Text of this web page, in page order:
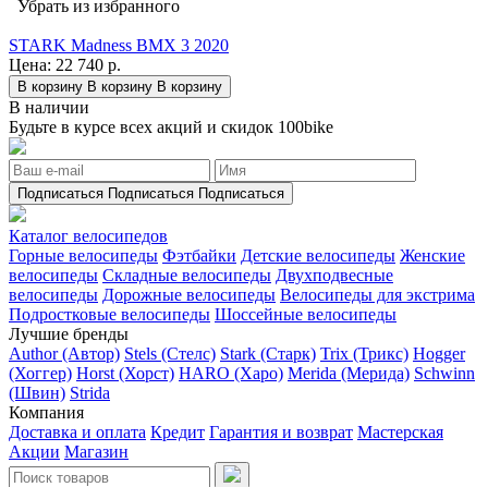
Убрать из избранного
STARK Madness BMX 3 2020
Цена: 22 740 р.
В корзину В корзину В корзину
В наличии
Будьте в курсе всех акций и скидок 100bike
Подписаться Подписаться Подписаться
Каталог велосипедов
Горные велосипеды Фэтбайки Детские велосипеды Женские
велосипеды Складные велосипеды Двухподвесные
велосипеды Дорожные велосипеды Велосипеды для экстрима
Подростковые велосипеды Шоссейные велосипеды
Лучшие бренды
Author (Автор) Stels (Стелс) Stark (Старк) Trix (Трикс) Hogger
(Хоггер) Horst (Хорст) HARO (Харо) Merida (Мерида) Schwinn
(Швин) Strida
Компания
Доставка и оплата Кредит Гарантия и возврат Мастерская
Акции Магазин